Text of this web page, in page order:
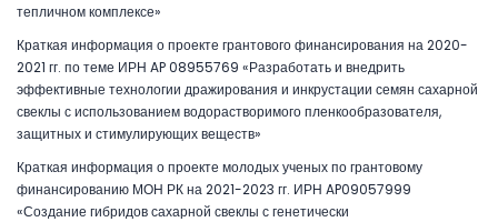
тепличном комплексе»
Краткая информация о проекте грантового финансирования на 2020-
2021 гг. по теме ИРН AP 08955769 «Разработать и внедрить
эффективные технологии дражирования и инкрустации семян сахарной
свеклы с использованием водорастворимого пленкообразователя,
защитных и стимулирующих веществ»
Краткая информация о проекте молодых ученых по грантовому
финансированию МОН РК на 2021-2023 гг. ИРН AP09057999
«Создание гибридов сахарной свеклы с генетически